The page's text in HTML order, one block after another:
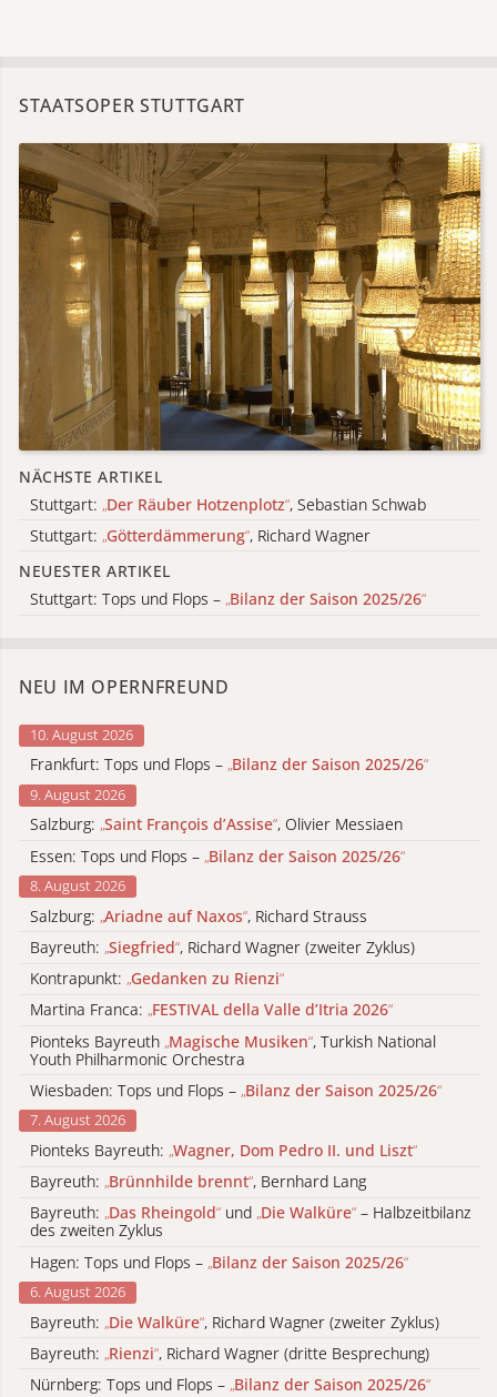
STAATSOPER STUTTGART
NÄCHSTE ARTIKEL
Stuttgart: „Der Räuber Hotzenplotz“, Sebastian Schwab
Stuttgart: „Götterdämmerung“, Richard Wagner
NEUESTER ARTIKEL
Stuttgart: Tops und Flops – „Bilanz der Saison 2025/26“
NEU IM OPERNFREUND
10. August 2026
Frankfurt: Tops und Flops – „Bilanz der Saison 2025/26“
9. August 2026
Salzburg: „Saint François d’Assise“, Olivier Messiaen
Essen: Tops und Flops – „Bilanz der Saison 2025/26“
8. August 2026
Salzburg: „Ariadne auf Naxos“, Richard Strauss
Bayreuth: „Siegfried“, Richard Wagner (zweiter Zyklus)
Kontrapunkt: „Gedanken zu Rienzi“
Martina Franca: „FESTIVAL della Valle d’Itria 2026“
Pionteks Bayreuth „Magische Musiken“, Turkish National
Youth Philharmonic Orchestra
Wiesbaden: Tops und Flops – „Bilanz der Saison 2025/26“
7. August 2026
Pionteks Bayreuth: „Wagner, Dom Pedro II. und Liszt“
Bayreuth: „Brünnhilde brennt“, Bernhard Lang
Bayreuth: „Das Rheingold“ und „Die Walküre“ – Halbzeitbilanz
des zweiten Zyklus
Hagen: Tops und Flops – „Bilanz der Saison 2025/26“
6. August 2026
Bayreuth: „Die Walküre“, Richard Wagner (zweiter Zyklus)
Bayreuth: „Rienzi“, Richard Wagner (dritte Besprechung)
Nürnberg: Tops und Flops – „Bilanz der Saison 2025/26“